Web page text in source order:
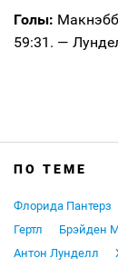
Голы:
59:31. —
ПО ТЕМЕ
Флорида Пантерз
Гертл
Брэйден
Антон Лунделл